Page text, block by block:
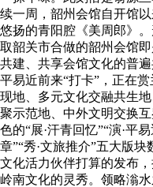
续一周，韶州会馆自开馆
悠扬的青阳腔《美周郎》
取韶关市合做的韶州会馆
共建、共享会馆文化的普
平易近前来“打卡”，正在
现地、多元文化交融共生
聚示范地、中外文明交换
色的“展·汗青回忆”“演·平
章”“秀·文旅推介”五大版
文化活力伙伴打算的发布
岭南文化的灵秀。领略滃